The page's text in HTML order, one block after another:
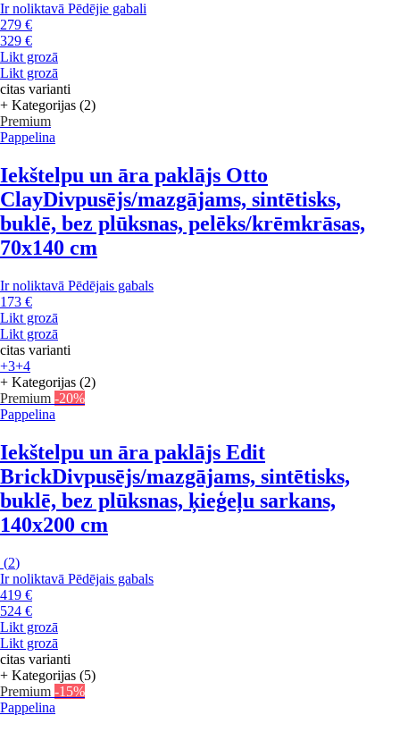
Ir noliktavā Pēdējie gabali
279 €
329 €
Likt grozā
Likt grozā
citas varianti
+ Kategorijas (2)
Premium
Pappelina
Iekštelpu un āra paklājs Otto
ClayDivpusējs/mazgājams, sintētisks,
buklē, bez plūksnas, pelēks/krēmkrāsas,
70x140 cm
Ir noliktavā Pēdējais gabals
173 €
Likt grozā
Likt grozā
citas varianti
+3+4
+ Kategorijas (2)
Premium -20%
Pappelina
Iekštelpu un āra paklājs Edit
BrickDivpusējs/mazgājams, sintētisks,
buklē, bez plūksnas, ķieģeļu sarkans,
140x200 cm
(2)
Ir noliktavā Pēdējais gabals
419 €
524 €
Likt grozā
Likt grozā
citas varianti
+ Kategorijas (5)
Premium -15%
Pappelina